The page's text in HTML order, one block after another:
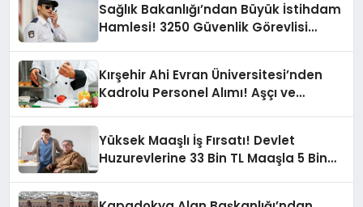
Sağlık Bakanlığı’ndan Büyük İstihdam
Hamlesi! 3250 Güvenlik Görevlisi
Kırşehir Ahi Evran Üniversitesi’nden
Kadrolu Personel Alımı! Aşçı ve
Yüksek Maaşlı İş Fırsatı! Devlet
Huzurevlerine 33 Bin TL Maaşla 5 Bin